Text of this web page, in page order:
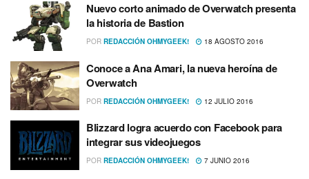
Nuevo corto animado de Overwatch presenta
la historia de Bastion
POR REDACCIÓN OHMYGEEK! 18 AGOSTO 2016
Conoce a Ana Amari, la nueva heroí­na de
Overwatch
POR REDACCIÓN OHMYGEEK! 12 JULIO 2016
Blizzard logra acuerdo con Facebook para
integrar sus videojuegos
POR REDACCIÓN OHMYGEEK! 7 JUNIO 2016